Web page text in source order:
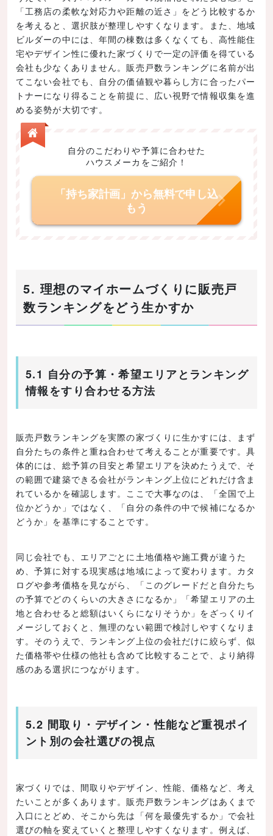
「工務店の柔軟な対応力や距離の近さ」をどう比較するか
を考えると、選択肢が整理しやすくなります。また、地域
ビルダーの中には、年間の棟数は多くなくても、高性能住
宅やデザイン性に優れた家づくりで一定の評価を得ている
会社も少なくありません。販売戸数ランキングに名前が出
てこない会社でも、自分の価値観や暮らし方に合ったパー
トナーになり得ることを前提に、広い視野で情報収集を進
める姿勢が大切です。
自分のこだわりや予算に合わせた
ハウスメーカをご紹介！
「持ち家計画」から無料で申し込
もう
5. 理想のマイホームづくりに販売戸
数ランキングをどう生かすか
5.1 自分の予算・希望エリアとランキング
情報をすり合わせる方法
販売戸数ランキングを実際の家づくりに生かすには、まず
自分たちの条件と重ね合わせて考えることが重要です。具
体的には、総予算の目安と希望エリアを決めたうえで、そ
の範囲で建築できる会社がランキング上位にどれだけ含ま
れているかを確認します。ここで大事なのは、「全国で上
位かどうか」ではなく、「自分の条件の中で候補になるか
どうか」を基準にすることです。
同じ会社でも、エリアごとに土地価格や施工費が違うた
め、予算に対する現実感は地域によって変わります。カタ
ログや参考価格を見ながら、「このグレードだと自分たち
の予算でどのくらいの大きさになるか」「希望エリアの土
地と合わせると総額はいくらになりそうか」をざっくりイ
メージしておくと、無理のない範囲で検討しやすくなりま
す。そのうえで、ランキング上位の会社だけに絞らず、似
た価格帯や仕様の他社も含めて比較することで、より納得
感のある選択につながります。
5.2 間取り・デザイン・性能など重視ポイ
ント別の会社選びの視点
家づくりでは、間取りやデザイン、性能、価格など、考え
たいことが多くあります。販売戸数ランキングはあくまで
入口にとどめ、そこから先は「何を最優先するか」で会社
選びの軸を変えていくと整理しやすくなります。例えば、